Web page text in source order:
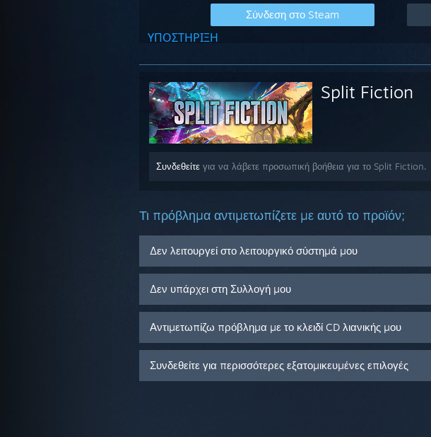
ΥΠΟΣΤΗΡΙΞΗ
Σύνδεση στο Steam
Split Fiction
Συνδεθείτε για να λάβετε προσωπική βοήθεια για το Split Fiction.
Τι πρόβλημα αντιμετωπίζετε με αυτό το προϊόν;
Δεν λειτουργεί στο λειτουργικό σύστημά μου
Δεν υπάρχει στη Συλλογή μου
Αντιμετωπίζω πρόβλημα με το κλειδί CD λιανικής μου
Συνδεθείτε για περισσότερες εξατομικευμένες επιλογές